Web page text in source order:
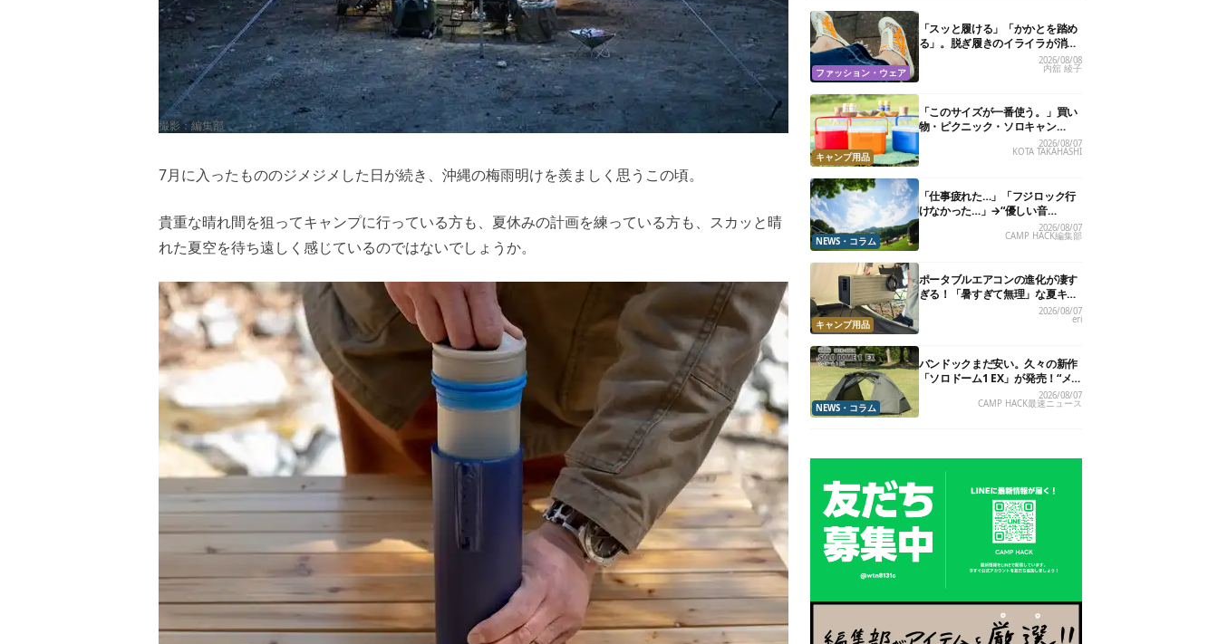
撮影：編集部
7月に入ったもののジメジメした日が続き、沖縄の梅雨明けを羨ましく思うこの頃。
貴重な晴れ間を狙ってキャンプに行っている方も、夏休みの計画を練っている方も、スカッと晴
れた夏空を待ち遠しく感じているのではないでしょうか。
ファッション・ウェア
「スッと履ける」「かかとを踏め
る」。脱ぎ履きのイライラが消え
る快適“スニーカーサンダル”6選
2026/08/08
内舘 綾子
キャンプ用品
「このサイズが一番使う。」買い
物・ピクニック・ソロキャン
に“ちょうどいい”小型クーラーボ
ックス13選
2026/08/07
KOTA TAKAHASHI
NEWS・コラム
「仕事疲れた…」「フジロック行
けなかった…」→“優しい音
楽”と“大きな自然”で治癒。まだ間
に合います。
2026/08/07
CAMP HACK編集部
キャンプ用品
ポータブルエアコンの進化が凄す
ぎる！「暑すぎて無理」な夏キャ
ンプを激変させる最新5選2026/08/07
eri
NEWS・コラム
バンドックまだ安い。久々の新作
「ソロドーム1 EX」が発売！“メ
ッシュインナー”だけでも使える
よ【防災も◎】
2026/08/07
CAMP HACK最速ニュース